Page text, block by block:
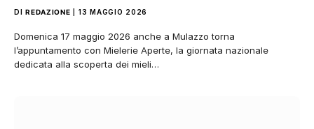
DI REDAZIONE 13 MAGGIO 2026
Domenica 17 maggio 2026 anche a Mulazzo torna
l’appuntamento con Mielerie Aperte, la giornata nazionale
dedicata alla scoperta dei mieli…